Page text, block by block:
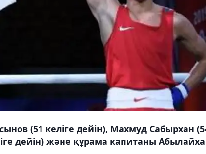
(51 келіге дейін), Махмуд Сабырхан
дейін) және құрама капитаны